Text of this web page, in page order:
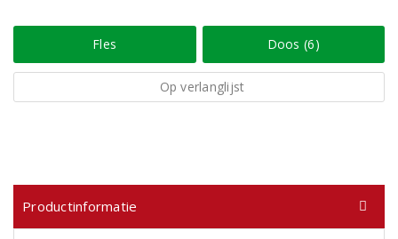
Fles Doos (6)
Op verlanglijst
Productinformatie